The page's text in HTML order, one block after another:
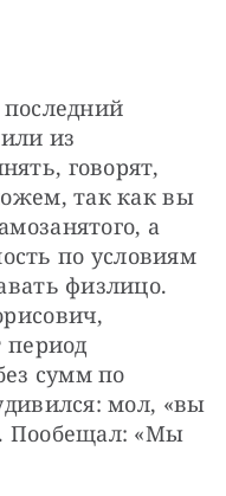
последний
из
говорят,
так как вы
а
по условиям
физлицо.
период
сумм по
мол, «вы
Пообещал: «Мы